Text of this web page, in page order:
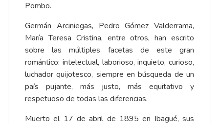
Pombo.
Germán Arciniegas, Pedro Gómez Valderrama,
María Teresa Cristina, entre otros, han escrito
sobre las múltiples facetas de este gran
romántico: intelectual, laborioso, inquieto, curioso,
luchador quijotesco, siempre en búsqueda de un
país pujante, más justo, más equitativo y
respetuoso de todas las diferencias.
Muerto el 17 de abril de 1895 en Ibagué, sus